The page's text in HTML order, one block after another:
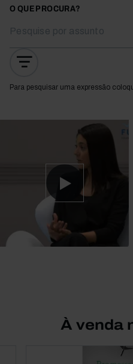
O QUE PROCURA?
Para pesquisar uma expressão
À venda